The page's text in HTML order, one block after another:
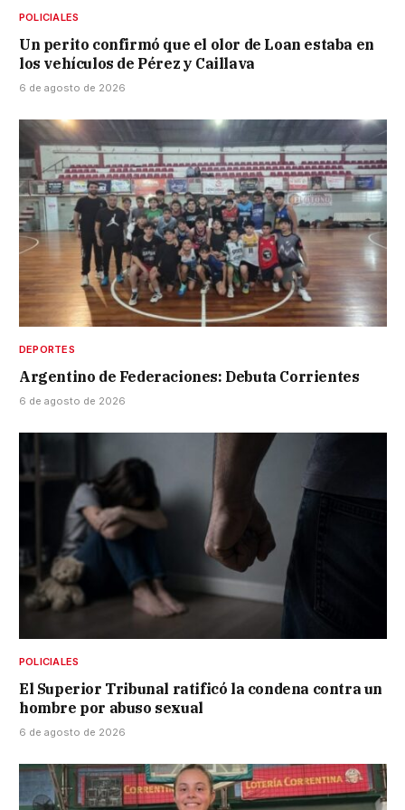
POLICIALES
Un perito confirmó que el olor de Loan estaba en
los vehículos de Pérez y Caillava
6 de agosto de 2026
DEPORTES
Argentino de Federaciones: Debuta Corrientes
6 de agosto de 2026
POLICIALES
El Superior Tribunal ratificó la condena contra un
hombre por abuso sexual
6 de agosto de 2026